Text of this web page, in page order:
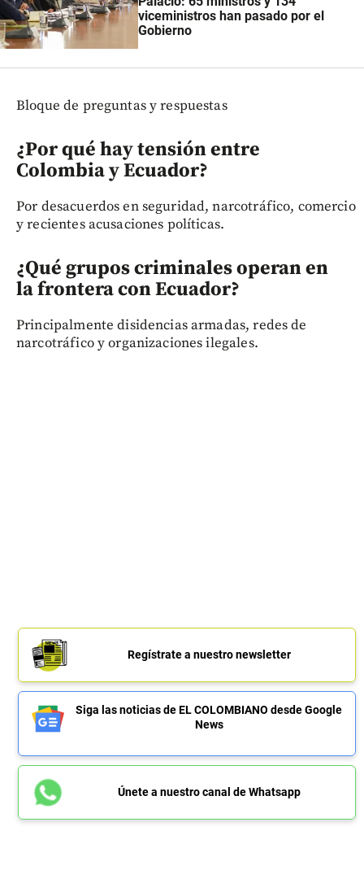
viceministros han pasado por el
Gobierno
Bloque de preguntas y respuestas
¿Por qué hay tensión entre
Colombia y Ecuador?
Por desacuerdos en seguridad, narcotráfico, comercio
y recientes acusaciones políticas.
¿Qué grupos criminales operan en
la frontera con Ecuador?
Principalmente disidencias armadas, redes de
narcotráfico y organizaciones ilegales.
Regístrate a nuestro newsletter
Siga las noticias de EL COLOMBIANO desde Google
News
Únete a nuestro canal de Whatsapp